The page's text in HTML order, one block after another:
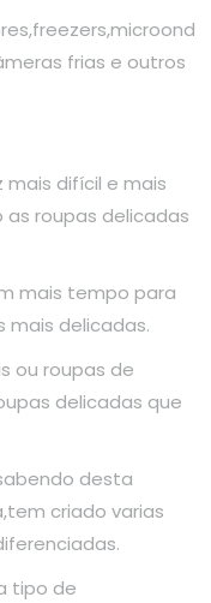
frias e outros
difícil e mais
as roupas delicadas
mais tempo para
mais delicadas.
ou roupas de
delicadas que
desta
criado varias
tipo de